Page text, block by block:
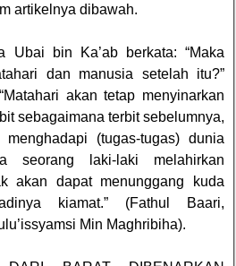
artikelnya dibawah.
Ubai bin Ka’ab berkata: “Maka
dan manusia setelah itu?”
akan tetap menyinarkan
sebagaimana terbit sebelumnya,
(tugas-tugas) dunia
seorang laki-laki melahirkan
akan dapat menunggang kuda
kiamat.” (Fathul Baari,
Min Maghribiha).